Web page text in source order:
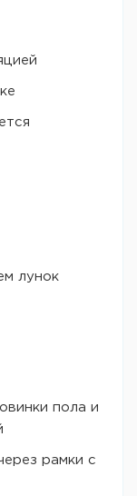
лунок
пола и
рамки с